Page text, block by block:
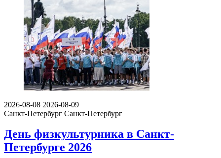
2026-08-08 2026-08-09
Санкт-Петербург Санкт-Петербург
День физкультурника в Санкт-
Петербурге 2026